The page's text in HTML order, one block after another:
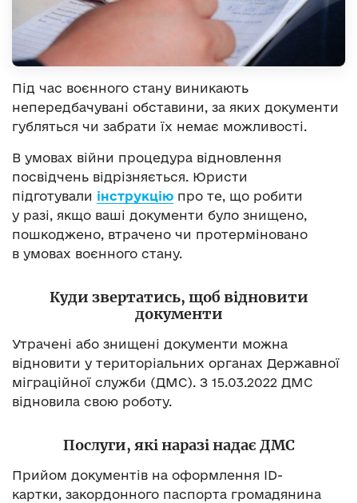
Під час воєнного стану виникають
непередбачувані обставини, за яких документи
губляться чи забрати їх немає можливості.
В умовах війни процедура відновлення
посвідчень відрізняється. Юристи
підготували інструкцію про те, що робити
у разі, якщо ваші документи було знищено,
пошкоджено, втрачено чи протерміновано
в умовах воєнного стану.
Куди звертатись, щоб відновити
документи
Утрачені або знищені документи можна
відновити у територіальних органах Державної
міграційної служби (ДМС). З 15.03.2022 ДМС
відновила свою роботу.
Послуги, які наразі надає ДМС
Прийом документів на оформлення ID-
картки, закордонного паспорта громадянина